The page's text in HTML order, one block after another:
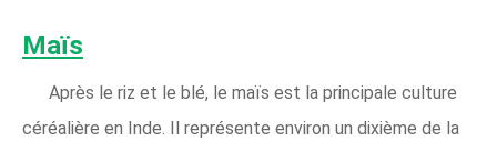
Maïs
Après le riz et le blé, le maïs est la principale culture
céréalière en Inde. Il représente environ un dixième de la